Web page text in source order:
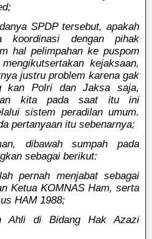
SPDP tersebut, apakah
koordinasi dengan pihak
hal pelimpahan ke puspom
kejaksaan,
justru problem karena gak
kan Polri dan Jaksa saja,
kita pada saat itu ini
sistem peradilan umum.
pertanyaan itu sebenarnya;
dibawah sumpah pada
sebagai berikut:
pernah menjabat sebagai
Ketua KOMNAS Ham, serta
HAM 1988;
Ahli di Bidang Hak Azazi